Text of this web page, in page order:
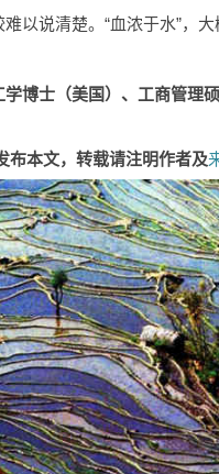
以说清楚。“血浓于水”，大
博士（美国）、工商管理
布本文，转载请注明作者及